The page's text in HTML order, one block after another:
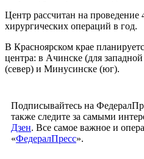
Центр рассчитан на
хирургических операций в год.
В Красноярском крае
центра: в Ачинске (для
(север) и Минусинске (юг).
Подписывайтесь на
также следите за самыми
Дзен. Все самое важное и
«ФедералПресс».